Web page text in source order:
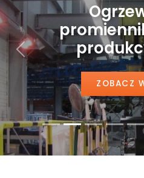
ZOBACZ
Poprzedni